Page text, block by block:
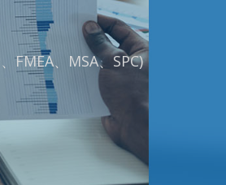
FMEA、MSA、SPC)